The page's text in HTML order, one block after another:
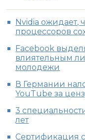
Nvidia ожидает,
процессоров
Facebook
влиятельным
молодежи
В Германии
YouTube за
3
лет
Сертификация